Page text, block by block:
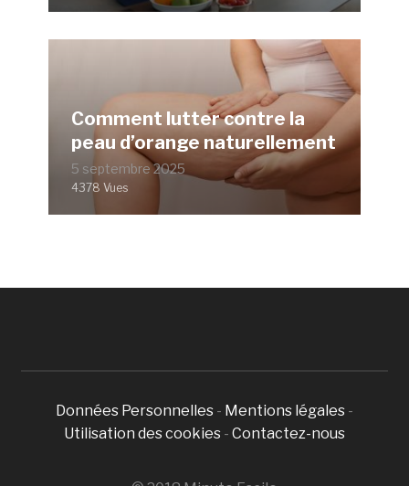
Comment lutter contre la
peau d’orange naturellement
5 septembre 2025
4378 Vues
Données Personnelles - Mentions légales -
Utilisation des cookies - Contactez-nous